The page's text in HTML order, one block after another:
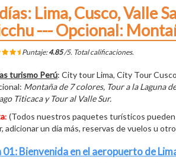
Lima, Cusco, Valle
--- Opcional:
Puntaje:4.85/5. Totalcalificaciones.
turismo Perú: City tour Lima, City Tour
Montaña de 7 colores, Tour a la Laguna
Titicaca y Tour al Valle Sur.
: (Todos nuestros paquetes turísticos
adicionar un día más, reservas de vuelos u
01: Bienvenida en el aeropuerto de